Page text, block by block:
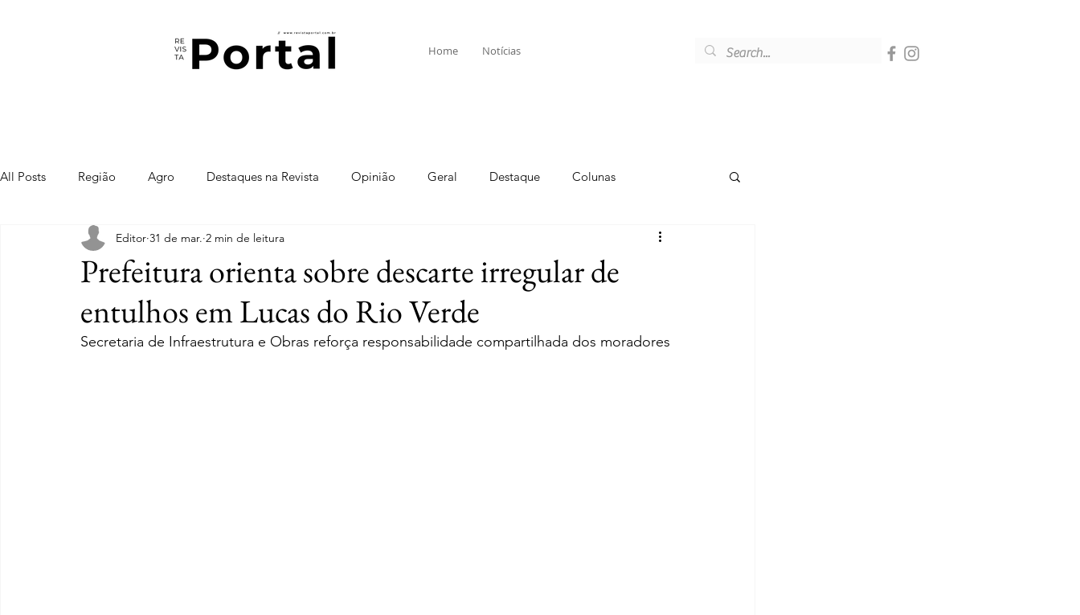
Home Notícias
All Posts Região Agro Destaques na Revista Opinião Geral Destaque Colunas
Prefeitura orienta sobre descarte irregular de
entulhos em Lucas do Rio Verde
Editor 31 de mar. 2 min de leitura
Secretaria de Infraestrutura e Obras reforça responsabilidade compartilhada dos moradores